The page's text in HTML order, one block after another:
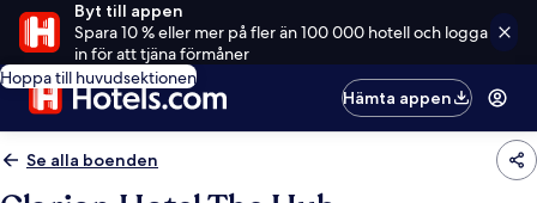
Byt till appen
Spara 10 % eller mer på fler än 100 000 hotell och logga
in för att tjäna förmåner
Hoppa till huvudsektionen
Hämta appen
Se alla boenden